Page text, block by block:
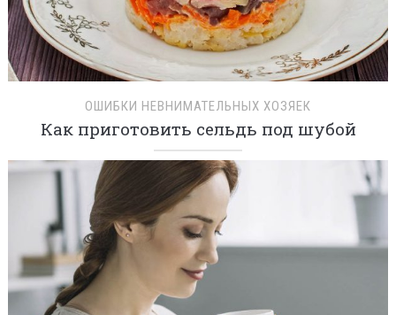
ОШИБКИ НЕВНИМАТЕЛЬНЫХ ХОЗЯЕК
Как приготовить сельдь под шубой